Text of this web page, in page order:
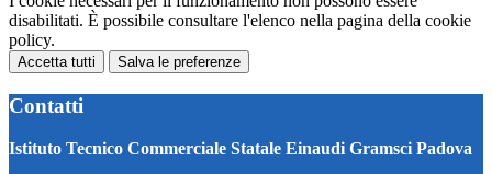
disabilitati. È possibile consultare l'elenco nella pagina della cookie
policy.
Accetta tutti Salva le preferenze
Contatti
Istituto Tecnico Commerciale Statale Einaudi Gramsci Padova